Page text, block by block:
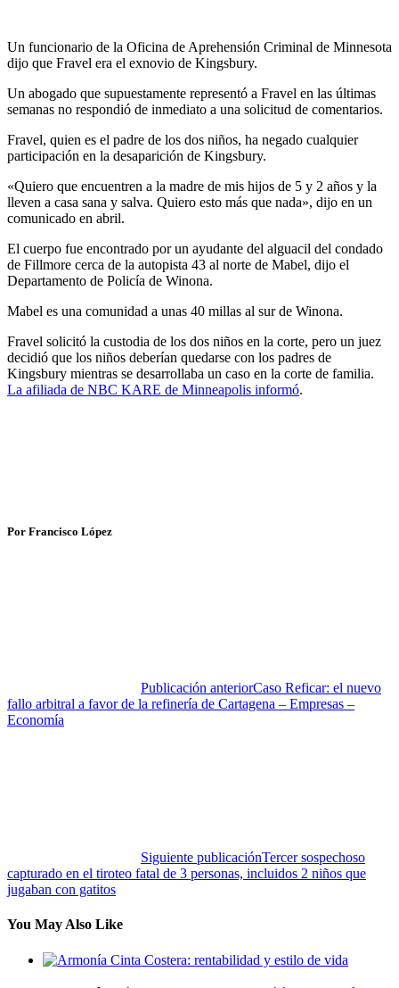
Un funcionario de la Oficina de Aprehensión Criminal de Minnesota
dijo que Fravel era el exnovio de Kingsbury.
Un abogado que supuestamente representó a Fravel en las últimas
semanas no respondió de inmediato a una solicitud de comentarios.
Fravel, quien es el padre de los dos niños, ha negado cualquier
participación en la desaparición de Kingsbury.
«Quiero que encuentren a la madre de mis hijos de 5 y 2 años y la
lleven a casa sana y salva. Quiero esto más que nada», dijo en un
comunicado en abril.
El cuerpo fue encontrado por un ayudante del alguacil del condado
de Fillmore cerca de la autopista 43 al norte de Mabel, dijo el
Departamento de Policía de Winona.
Mabel es una comunidad a unas 40 millas al sur de Winona.
Fravel solicitó la custodia de los dos niños en la corte, pero un juez
decidió que los niños deberían quedarse con los padres de
Kingsbury mientras se desarrollaba un caso en la corte de familia.
La afiliada de NBC KARE de Minneapolis informó.
Por Francisco López
Publicación anteriorCaso Reficar: el nuevo
fallo arbitral a favor de la refinería de Cartagena – Empresas –
Economía
Siguiente publicaciónTercer sospechoso
capturado en el tiroteo fatal de 3 personas, incluidos 2 niños que
jugaban con gatitos
You May Also Like